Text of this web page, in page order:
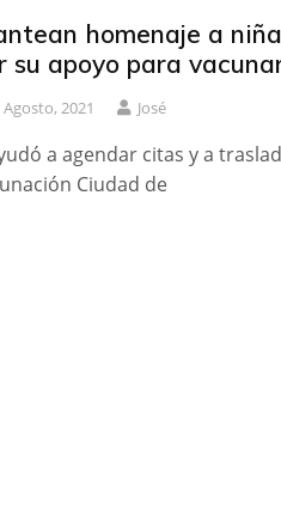
homenaje a
su apoyo para
Agosto, 2021 José
a agendar citas y a
Ciudad de